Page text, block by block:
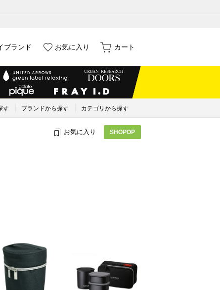
ブランド お気に入り カート
す ブランドから探す カテゴリから探す
お気に入り SHOPOP